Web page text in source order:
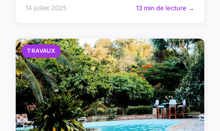
14 juillet 2025 13 min de lecture →
TRAVAUX